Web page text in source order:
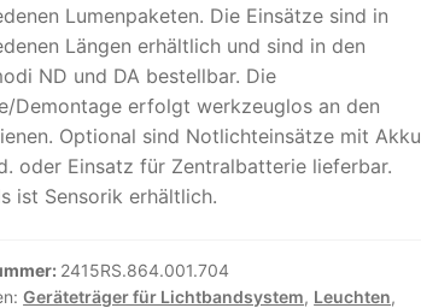
Lumenpaketen. Die Einsätze sind in
Längen erhältlich und sind in den
ND und DA bestellbar. Die
Demontage erfolgt werkzeuglos an den
Optional sind Notlichteinsätze mit Akku
oder Einsatz für Zentralbatterie lieferbar.
ist Sensorik erhältlich.
2415RS.864.001.704
Geräteträger für Lichtbandsystem, Leuchten,